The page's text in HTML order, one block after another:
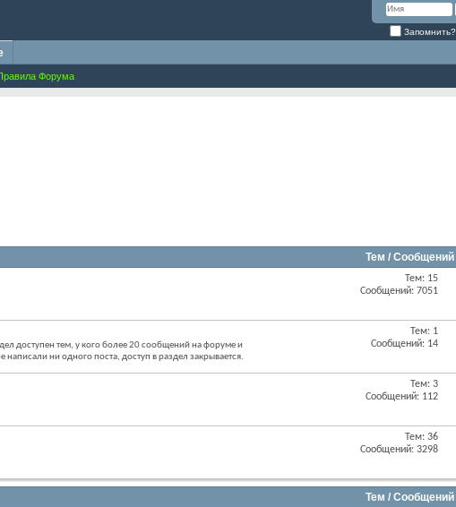
Запомнить?
Форума
Тем / Сообщений
Тем: 15
Сообщений: 7051
доступен тем, у кого более 20 сообщений на форуме и
ни одного поста, доступ в раздел закрывается.
Тем: 1
Сообщений: 14
Тем: 3
Сообщений: 112
Тем: 36
Сообщений: 3298
Тем / Сообщений